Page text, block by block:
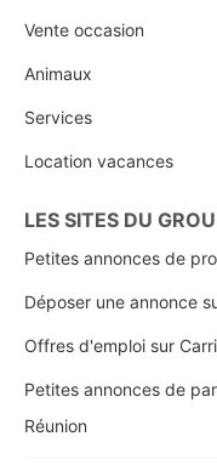
Vente occasion
Animaux
Services
Location vacances
LES SITES DU
Petites annonces de
Déposer une annonce
Offres d'emploi sur
Petites annonces de
Réunion